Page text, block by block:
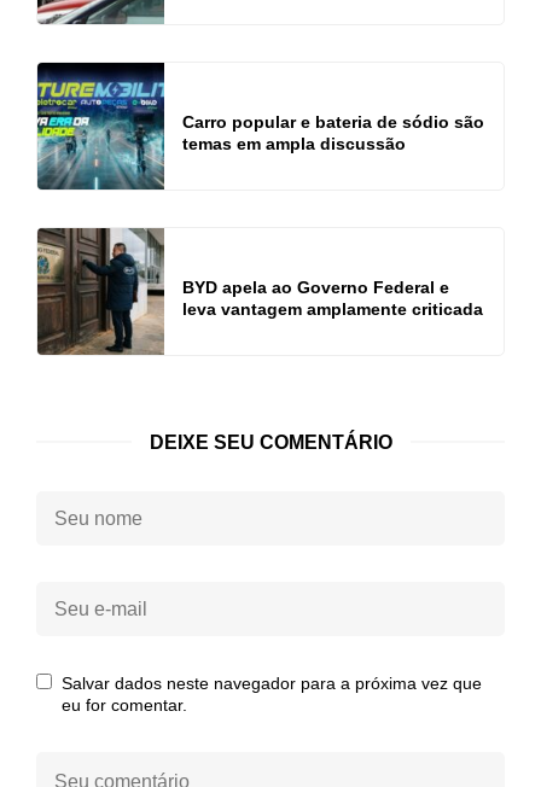
Carro popular e bateria de sódio são
temas em ampla discussão
BYD apela ao Governo Federal e
leva vantagem amplamente criticada
DEIXE SEU COMENTÁRIO
Seu
nome:
Seu
Salvar dados neste navegador para a próxima vez que
eu for comentar.